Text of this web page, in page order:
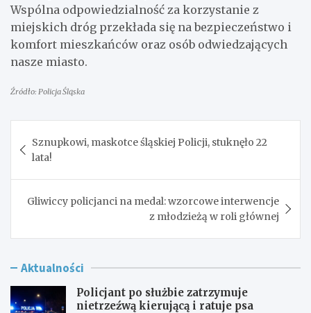
Wspólna odpowiedzialność za korzystanie z
miejskich dróg przekłada się na bezpieczeństwo i
komfort mieszkańców oraz osób odwiedzających
nasze miasto.
Źródło: Policja Śląska
wpisu
Sznupkowi, maskotce śląskiej Policji, stuknęło 22
lata!
Gliwiccy policjanci na medal: wzorcowe interwencje
z młodzieżą w roli głównej
Aktualności
Policjant po służbie zatrzymuje
nietrzeźwą kierującą i ratuje psa